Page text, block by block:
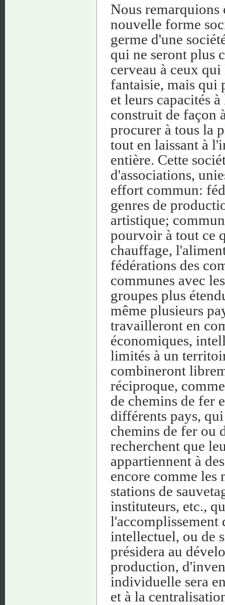
Nous remarquions
nouvelle forme
germe d'une
qui ne seront plus
cerveau à ceux
fantaisie, mais qui
et leurs capacités
construit de façon
procurer à tous la
tout en laissant à
entière. Cette
d'associations,
effort commun:
genres de
artistique;
pourvoir à tout ce
chauffage,
fédérations des
communes avec
groupes plus
même plusieurs
travailleront en
économiques,
limités à un
combineront
réciproque,
de chemins de fer
différents pays,
chemins de fer ou
recherchent que
appartiennent à
encore comme les
stations de
instituteurs, etc.,
l'accomplissement
intellectuel, ou de
présidera au
production,
individuelle sera
et à la